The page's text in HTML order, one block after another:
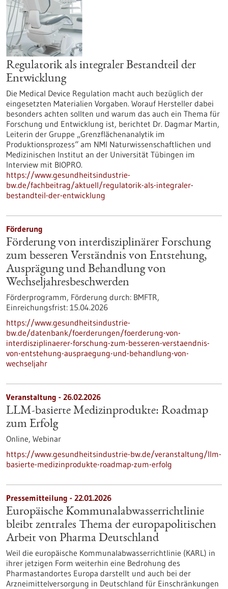
Regulatorik als integraler Bestandteil der
Entwicklung
Die Medical Device Regulation macht auch bezüglich der
eingesetzten Materialien Vorgaben. Worauf Hersteller dabei
besonders achten sollten und warum das auch ein Thema für
Forschung und Entwicklung ist, berichtet Dr. Dagmar Martin,
Leiterin der Gruppe „Grenzflächenanalytik im
Produktionsprozess“ am NMI Naturwissenschaftlichen und
Medizinischen Institut an der Universität Tübingen im
Interview mit BIOPRO.
https://www.gesundheitsindustrie-
bw.de/fachbeitrag/aktuell/regulatorik-als-integraler-
bestandteil-der-entwicklung
Förderung
Förderung von interdisziplinärer Forschung
zum besseren Verständnis von Entstehung,
Ausprägung und Behandlung von
Wechseljahresbeschwerden
Förderprogramm, Förderung durch: BMFTR,
Einreichungsfrist: 15.04.2026
https://www.gesundheitsindustrie-
bw.de/datenbank/foerderungen/foerderung-von-
interdisziplinaerer-forschung-zum-besseren-verstaendnis-
von-entstehung-auspraegung-und-behandlung-von-
wechseljahr
Veranstaltung - 26.02.2026
LLM-basierte Medizinprodukte: Roadmap
zum Erfolg
Online, Webinar
https://www.gesundheitsindustrie-bw.de/veranstaltung/llm-
basierte-medizinprodukte-roadmap-zum-erfolg
Pressemitteilung - 22.01.2026
Europäische Kommunalabwasserrichtlinie
bleibt zentrales Thema der europapolitischen
Arbeit von Pharma Deutschland
Weil die europäische Kommunalabwasserrichtlinie (KARL) in
ihrer jetzigen Form weiterhin eine Bedrohung des
Pharmastandortes Europa darstellt und auch bei der
Arzneimittelversorgung in Deutschland für Einschränkungen